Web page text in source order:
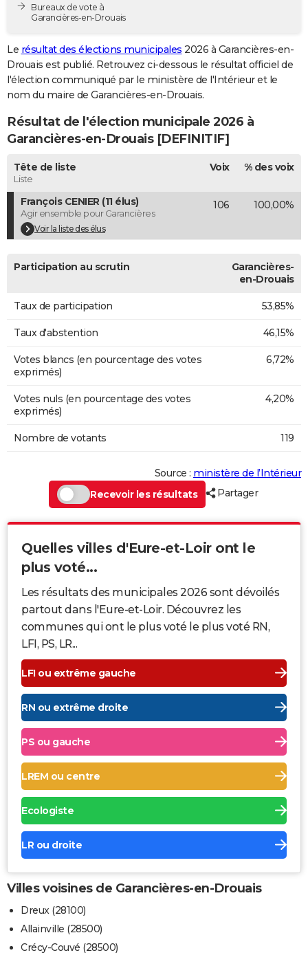
Destinations
City break
Voyage nature
Voyage de noces
Forum
PHOTO
GUIDES D'ACHAT
BONS PLANS
CARTE DE VOEUX
Carte de Noël
Carte Bonne année
Carte Saint-Valentin
Carte Pâques
Carte d'anniversaire
DICTIONNAIRE
COPAINS D'AVANT
S'inscrire
Se connecter
Lycées
Collèges
Primaires
Universités
Entreprises
Service militaire
Avis de recherche
AVIS DE DÉCÈS
FORUM
Bricolage
Lifestyle
Culture
Sport
Auto
Television
Voyage
Cinema
Bureaux de vote à
Garancières-en-Drouais
Le résultat des élections municipales 2026 à Garancières-en-
Drouais est publié. Retrouvez ci-dessous le résultat officiel de
l'élection communiqué par le ministère de l'Intérieur et le
nom du maire de Garancières-en-Drouais.
Résultat de l'élection municipale 2026 à
Garancières-en-Drouais [DEFINITIF]
Tête de liste
Liste
Voix % des voix
François CENIER (11 élus)
Agir ensemble pour Garancières
Voir la liste des élus
106 100,00%
Participation au scrutin
Garancières-
en-Drouais
Taux de participation 53,85%
Taux d'abstention 46,15%
Votes blancs (en pourcentage des votes
exprimés)
6,72%
Votes nuls (en pourcentage des votes
exprimés)
4,20%
Nombre de votants 119
Source : ministère de l’Intérieur
Recevoir les résultats
Partager
Quelles villes d'Eure-et-Loir ont le
plus voté...
Les résultats des municipales 2026 sont dévoilés
partout dans l'Eure-et-Loir. Découvrez les
communes qui ont le plus voté le plus voté RN,
LFI, PS, LR...
LFI ou extrême gauche
RN ou extrême droite
PS ou gauche
LREM ou centre
Ecologiste
LR ou droite
Villes voisines de Garancières-en-Drouais
Dreux (28100)
Allainville (28500)
Crécy-Couvé (28500)